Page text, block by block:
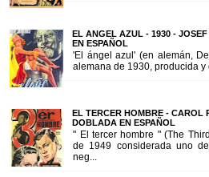
EL ANGEL AZUL - 1930 -
EN ESPAÑOL
'El ángel azul' (en alemán,
alemana de 1930, producida
EL TERCER HOMBRE - CAROL
DOBLADA EN ESPAÑOL
" El tercer hombre " (The
de 1949 considerada uno
neg...